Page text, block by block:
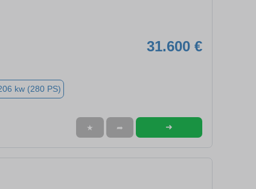
31.600 €
kw (280 PS)
★ ➦ ➜